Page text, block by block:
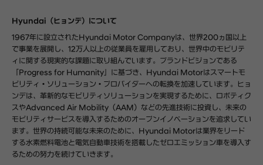
Hyundai（ヒョンデ）について
1967年に設立されたHyundai Motor Companyは、世界200ヵ国以上
で事業を展開し、12万人以上の従業員を雇用しており、世界中のモビリテ
ィに関する現実的な課題に取り組んでいます。ブランドビジョンである
「Progress for Humanity」に基づき、Hyundai Motorはスマートモ
ビリティ・ソリューション・プロバイダーへの転換を加速しています。ヒョ
ンデは、革新的なモビリティソリューションを実現するために、ロボティク
スやAdvanced Air Mobility（AAM）などの先進技術に投資し、未来の
モビリティサービスを導入するためのオープンイノベーションを追求してい
ます。世界の持続可能な未来のために、Hyundai Motorは業界をリード
する水素燃料電池と電気自動車技術を搭載したゼロエミッション車を導入す
るための努力を続けていきます。